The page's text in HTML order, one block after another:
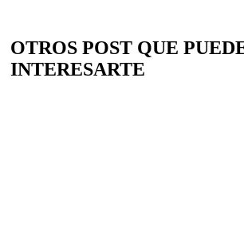
OTROS POST QUE
INTERESARTE